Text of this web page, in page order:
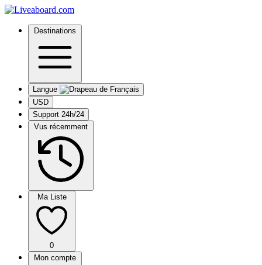
Destinations
Langue
USD
Support 24h/24
Vus récemment
Ma Liste
0
Mon compte